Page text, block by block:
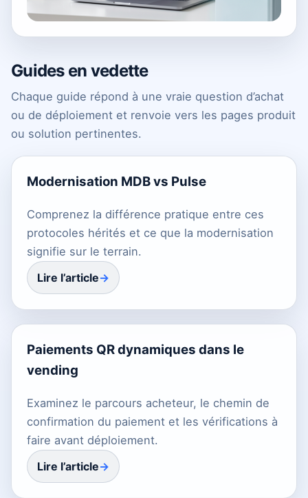
Guides en vedette
Chaque guide répond à une vraie question d’achat
ou de déploiement et renvoie vers les pages produit
ou solution pertinentes.
Modernisation MDB vs Pulse
Comprenez la différence pratique entre ces
protocoles hérités et ce que la modernisation
signifie sur le terrain.
Lire l’article
Paiements QR dynamiques dans le
vending
Examinez le parcours acheteur, le chemin de
confirmation du paiement et les vérifications à
faire avant déploiement.
Lire l’article